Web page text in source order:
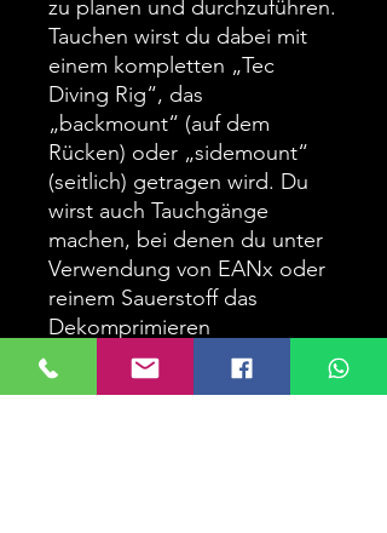
zu planen und durchzuführen.
Tauchen wirst du dabei mit
einem kompletten „Tec
Diving Rig“, das
„backmount“ (auf dem
Rücken) oder „sidemount“
(seitlich) getragen wird. Du
wirst auch Tauchgänge
machen, bei denen du unter
Verwendung von EANx oder
reinem Sauerstoff das
Dekomprimieren
beschleunigen wirst. Dieser
Kurs versetzt dich in die Lage,